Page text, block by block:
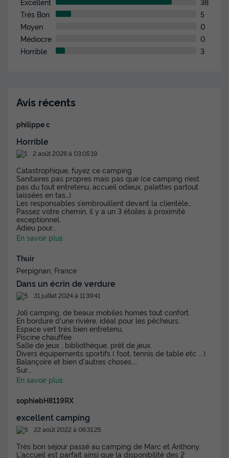
PMR : avec terrasse couverte
Surface
33m²
Salle de bain
MOBILHOME 4 personnes - COUSERANS PMR : avec
terrasse couverte
du07/09/2026
Modifier les dates
600 €
Voir les disponibilités
MOBILHOME 6 personnes - COUFLENS
Annulation gratuite
Surface
35m²
Adultes
6
Chambres
3
Salle de bain
Terrasse couverte
Chaise longue
Réfrigérateur
du08/09/2026au15/09/2026
Très Bon
5
Moyen
0
Médiocre
0
Horrible
3
Avis récents
philippe c
Horrible
2 août 2026 à 03:05:19
Catastrophique, fuyez ce camping
Sanitaires pas propres mais pas que (ce camping n’est
pas du tout entretenu, accueil odieux, palettes partout
laissées en tas…)
Les responsables s’embrouillent devant la clientèle…
Passez votre chemin, il y a un 3 étoiles à proximité
exceptionnel.
Adieu pour...
En savoir plus
Thuir
Perpignan, France
Dans un écrin de verdure
31 juillet 2024 à 11:39:41
Joli camping, de beaux mobiles homes tout confort.
En bordure d'une rivière, idéal pour les pêcheurs.
Espace vert très bien entretenu,
Piscine chauffée
Salle de jeux , bibliothèque, prêt de jeux.
Divers équipements sportifs ( foot, tennis de table etc .. )
Balançoire et bien d'autres choses....
Sur...
En savoir plus
sophiebH8119RX
excellent camping
22 août 2022 à 06:31:25
Très bon séjour passé au camping de Marc et Anthony.
L'accueil est parfait ainsi que la disponibilité des 2